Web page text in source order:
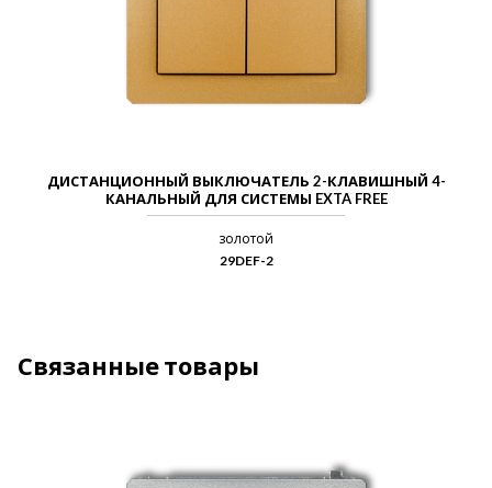
ДИСТАНЦИОННЫЙ ВЫКЛЮЧАТЕЛЬ 2-КЛАВИШНЫЙ 4-
КАНАЛЬНЫЙ ДЛЯ СИСТЕМЫ EXTA FREE
золотой
29DEF-2
Связанные товары